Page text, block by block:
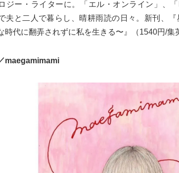
ジー・ライターに。「エル・オンライン」、
夫と二人で暮らし、晴耕雨読の日々。新刊、
時代に翻弄されずに私を生きる〜』（1540円/集
maegamimami